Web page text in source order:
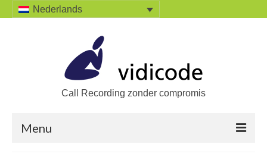
Nederlands
Call Recording zonder compromis
Menu